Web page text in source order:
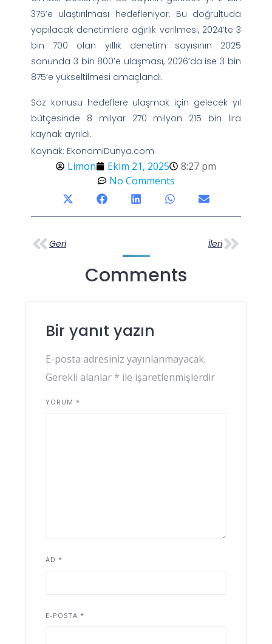
375’e ulaştırılması hedefleniyor. Bu doğrultuda
yapılacak denetimlere ağırlık verilmesi, 2024’te 3
bin 700 olan yıllık denetim sayısının 2025
sonunda 3 bin 800’e ulaşması, 2026’da ise 3 bin
875’e yükseltilmesi amaçlandı.
Söz konusu hedeflere ulaşmak için gelecek yıl
bütçesinde 8 milyar 270 milyon 215 bin lira
kaynak ayrıldı.
Kaynak: EkonomiDunya.com
Limon Ekim 21, 2025
8:27 pm
No Comments
Geri İleri
Comments
Bir yanıt yazın
E-posta adresiniz yayınlanmayacak.
Gerekli alanlar * ile işaretlenmişlerdir
YORUM *
AD *
E-POSTA *